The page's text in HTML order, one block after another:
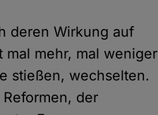
deren Wirkung auf
mehr, mal weniger
stießen, wechselten.
der